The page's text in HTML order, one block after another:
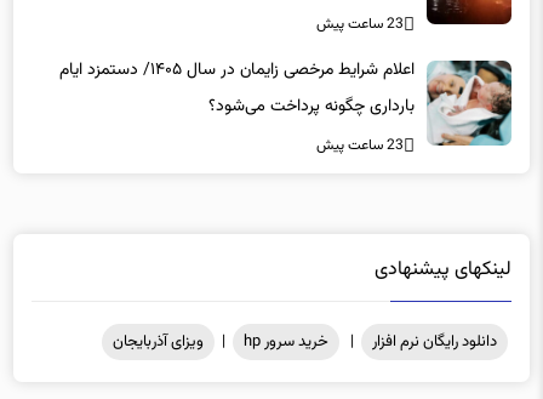
بارداری چگونه پرداخت می‌شود؟
23 ساعت پیش
دانلود رایگان نرم افزار